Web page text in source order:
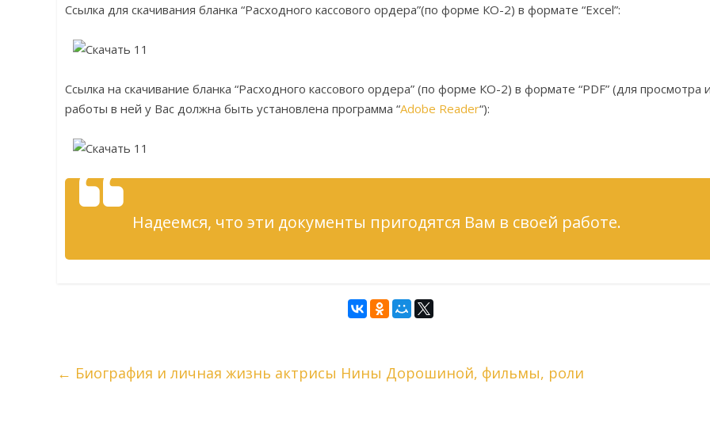
Ссылка для скачивания бланка “Расходного кассового ордера”(по форме КО-2) в формате “Excel”:
Ссылка на скачивание бланка “Расходного кассового ордера” (по форме КО-2) в формате “PDF” (для просмотра
работы в ней у Вас должна быть установлена программа “Adobe Reader“):
Надеемся, что эти документы пригодятся Вам в своей работе.
← Биография и личная жизнь актрисы Нины Дорошиной, фильмы, роли